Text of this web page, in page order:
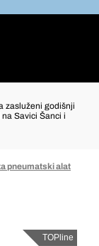
zasluženi godišnji
Savici Šanci i
pneumatski alat
TOPline